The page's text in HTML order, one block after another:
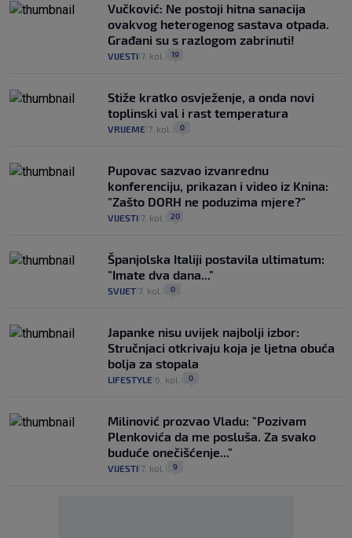
Vučković: Ne postoji hitna sanacija
ovakvog heterogenog sastava otpada.
Građani su s razlogom zabrinuti!
VIJESTI 7. kol. 19
Stiže kratko osvježenje, a onda novi
toplinski val i rast temperatura
VRIJEME 7. kol. 0
Pupovac sazvao izvanrednu
konferenciju, prikazan i video iz Knina:
"Zašto DORH ne poduzima mjere?"
VIJESTI 7. kol. 20
Španjolska Italiji postavila ultimatum:
"Imate dva dana..."
SVIJET 7. kol. 0
Japanke nisu uvijek najbolji izbor:
Stručnjaci otkrivaju koja je ljetna obuća
bolja za stopala
LIFESTYLE 6. kol. 0
Milinović prozvao Vladu: "Pozivam
Plenkovića da me posluša. Za svako
buduće onečišćenje..."
VIJESTI 7. kol. 9